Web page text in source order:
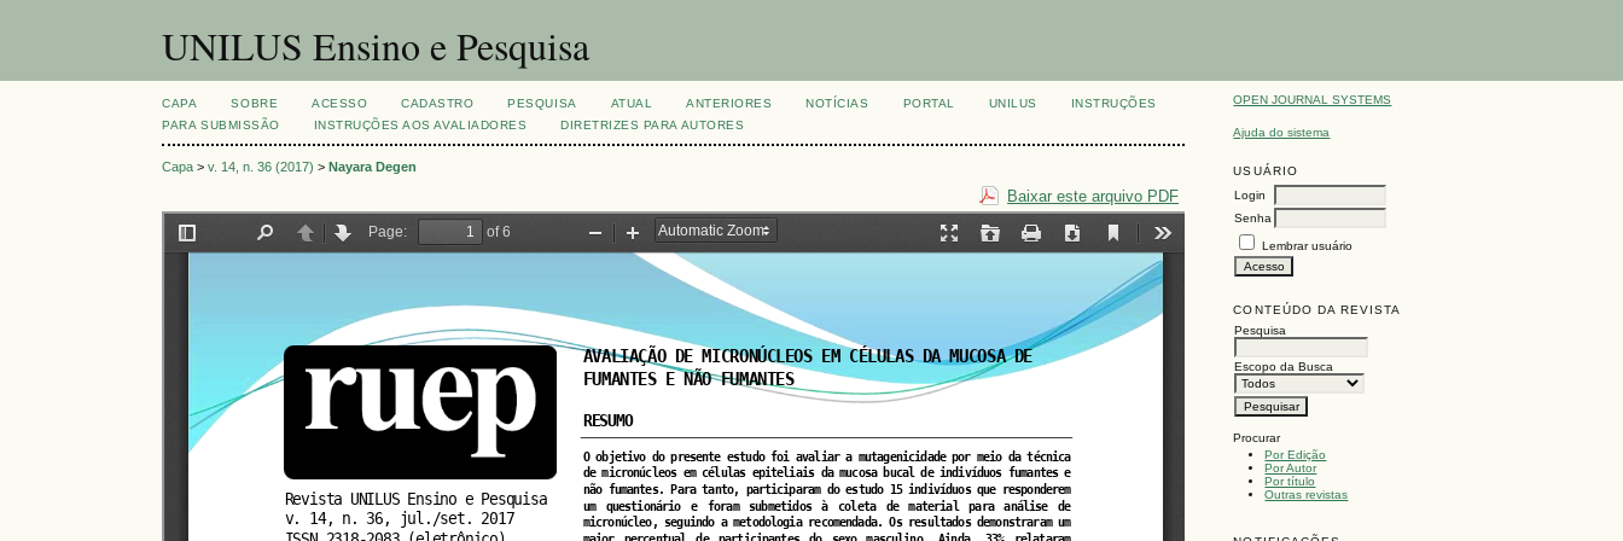
UNILUS Ensino e Pesquisa
OPEN JOURNAL SYSTEMS
Ajuda do sistema
USUÁRIO
Login
Senha
Lembrar usuário
CONTEÚDO DA REVISTA
Pesquisa
Escopo da Busca
Procurar
Por Edição
Por Autor
Por título
Outras revistas
CAPA SOBRE ACESSO CADASTRO PESQUISA ATUAL ANTERIORES NOTÍCIAS PORTAL UNILUS
INSTRUÇÕES
PARA SUBMISSÃO
INSTRUÇÕES AOS AVALIADORES DIRETRIZES PARA AUTORES
Capa >v. 14, n. 36 (2017) >Nayara Degen
Baixar este arquivo PDF